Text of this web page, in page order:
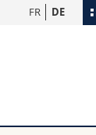
FR DE